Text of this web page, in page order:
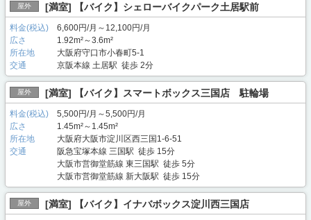
屋外 [満室] 【バイク】シェローバイクパーク土居駅前
料金(税込)
6,600円/月～12,100円/月
広さ
1.92m²～3.6m²
所在地
大阪府守口市小春町5-1
交通
京阪本線 土居駅 徒歩 2分
屋外 [満室] 【バイク】スマートボックス三国店 駐輪場
料金(税込)
5,500円/月～5,500円/月
広さ
1.45m²～1.45m²
所在地
大阪府大阪市淀川区西三国1-6-51
交通
阪急宝塚本線 三国駅 徒歩 15分
大阪市営御堂筋線 東三国駅 徒歩 5分
大阪市営御堂筋線 新大阪駅 徒歩 15分
屋外 [満室] 【バイク】イナバボックス淀川西三国店